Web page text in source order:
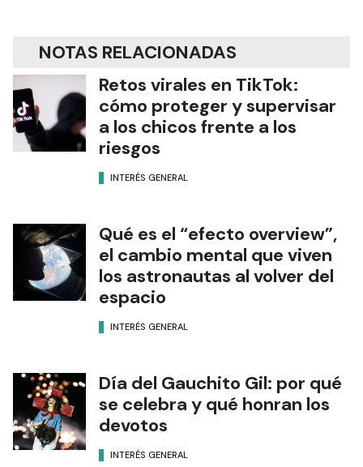
NOTAS RELACIONADAS
Retos virales en TikTok:
cómo proteger y supervisar
a los chicos frente a los
riesgos
INTERÉS GENERAL
Qué es el “efecto overview”,
el cambio mental que viven
los astronautas al volver del
espacio
INTERÉS GENERAL
Día del Gauchito Gil: por qué
se celebra y qué honran los
devotos
INTERÉS GENERAL